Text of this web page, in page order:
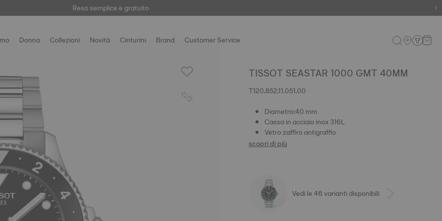
Reso semplice e gratuito
Donna Collezioni Novità Cinturini Brand Customer Service
TISSOT SEASTAR 1000 GMT 40MM
T120.852.11.051.00
Diametro:40 mm
Cassa in acciaio inox 316L
Vetro zaffiro antigraffio
scopri di più
Vedi le 46 varianti disponibili